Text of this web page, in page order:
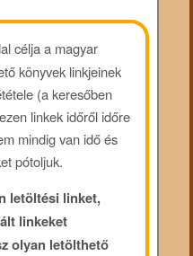
célja a magyar
könyvek linkjeinek
(a keresőben
linkek időről időre
mindig van idő és
pótoljuk.
letöltési linket,
linkeket
olyan letölthető